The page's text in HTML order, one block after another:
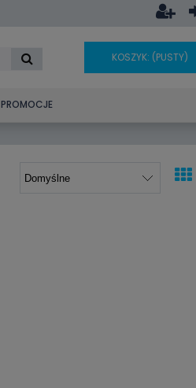
KOSZYK: (PUSTY)
PROMOCJE